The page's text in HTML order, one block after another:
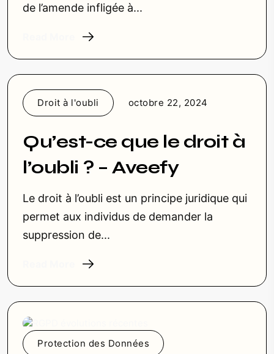
de l’amende infligée à...
Droit à l'oubli octobre 22, 2024
Qu’est-ce que le droit à
l’oubli ? – Aveefy
Le droit à l’oubli est un principe juridique qui
permet aux individus de demander la
suppression de...
Protection des Données